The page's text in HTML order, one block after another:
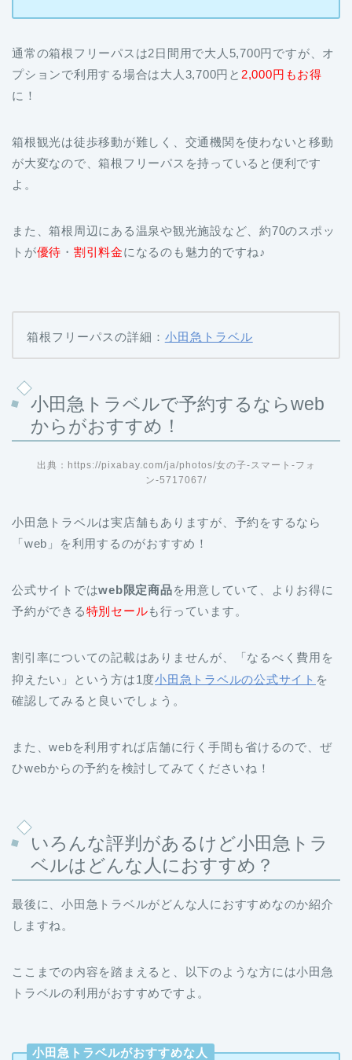
通常の箱根フリーパスは2日間用で大人5,700円ですが、オ
プションで利用する場合は大人3,700円と 2,000円もお得
に！
箱根観光は徒歩移動が難しく、交通機関を使わないと移動
が大変なので、箱根フリーパスを持っていると便利です
よ。
また、箱根周辺にある温泉や観光施設など、約70のスポッ
トが優待 ・ 割引料金になるのも魅力的ですね♪
箱根フリーパスの詳細： 小田急トラベル
小田急トラベルで予約するならweb
からがおすすめ！
出典：https://pixabay.com/ja/photos/女の子-スマート-フォ
ン-5717067/
小田急トラベルは実店舗もありますが、予約をするなら
「web」を利用するのがおすすめ！
公式サイトではweb限定商品を用意していて、よりお得に
予約ができる特別セールも行っています。
割引率についての記載はありませんが、「なるべく費用を
抑えたい」という方は1度小田急トラベルの公式サイト を
確認してみると良いでしょう。
また、webを利用すれば店舗に行く手間も省けるので、ぜ
ひwebからの予約を検討してみてくださいね！
いろんな評判があるけど小田急トラ
ベルはどんな人におすすめ？
最後に、小田急トラベルがどんな人におすすめなのか紹介
しますね。
ここまでの内容を踏まえると、以下のような方には小田急
トラベルの利用がおすすめですよ。
小田急トラベルがおすすめな人